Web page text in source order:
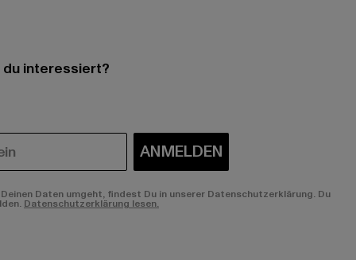
interessiert?
ANMELDEN
Daten umgeht, findest Du in unserer Datenschutzerklärung. Du
Datenschutzerklärung lesen.